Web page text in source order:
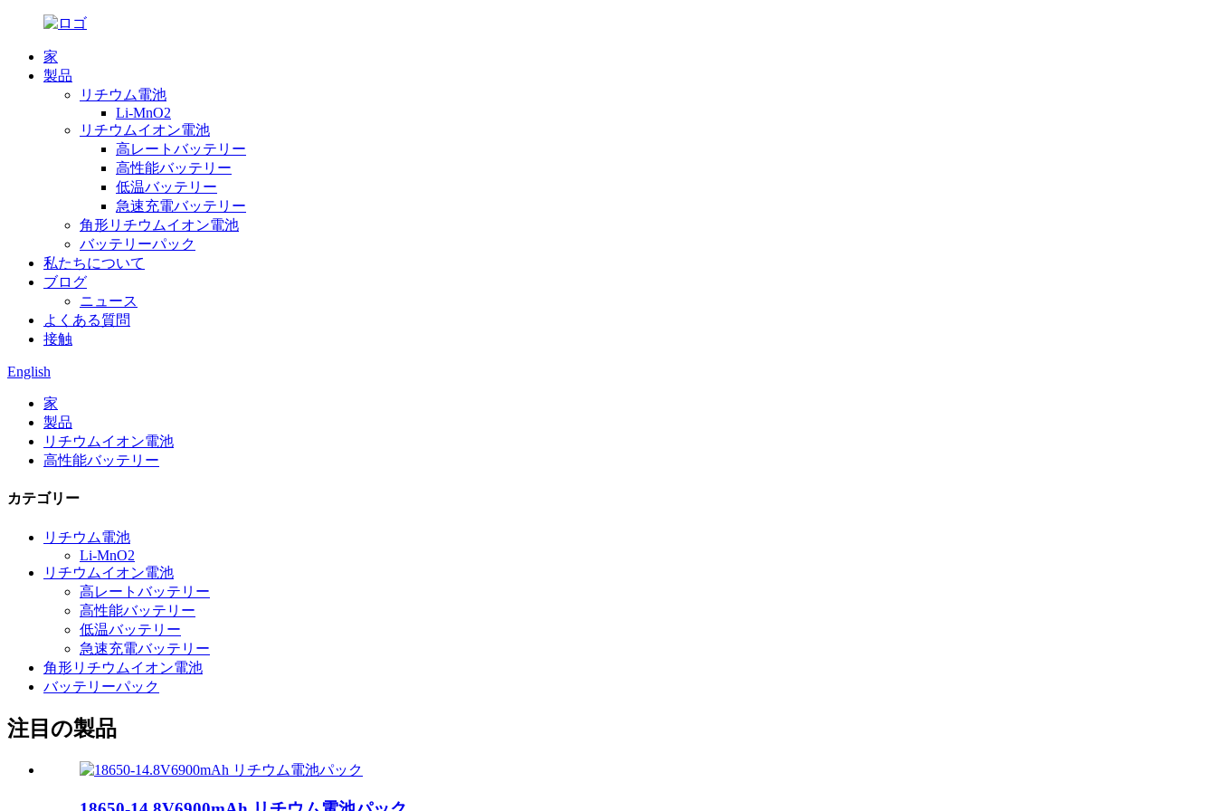
家
製品
リチウム電池
Li-MnO2
リチウムイオン電池
高レートバッテリー
高性能バッテリー
低温バッテリー
急速充電バッテリー
角形リチウムイオン電池
バッテリーパック
私たちについて
ブログ
ニュース
よくある質問
接触
English
家
製品
リチウムイオン電池
高性能バッテリー
カテゴリー
リチウム電池
Li-MnO2
リチウムイオン電池
高レートバッテリー
高性能バッテリー
低温バッテリー
急速充電バッテリー
角形リチウムイオン電池
バッテリーパック
注目の製品